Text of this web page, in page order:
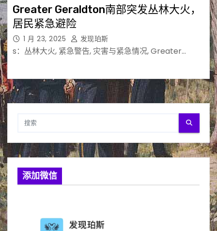
Greater Geraldton南部突发丛林大火，
居民紧急避险
1 月 23, 2025 发现珀斯
s：丛林大火, 紧急警告, 灾害与紧急情况, Greater…
添加微信